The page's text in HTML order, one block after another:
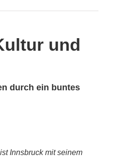
und
durch ein buntes
Innsbruck mit seinem